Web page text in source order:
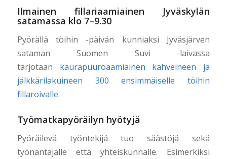
Ilmainen fillariaamiainen Jyväskylän
satamassa klo 7–9.30
Pyörällä töihin -päivän kunniaksi Jyväsjärven
sataman Suomen Suvi -laivassa
tarjotaan kaurapuuroaamiainen kahveineen ja
jälkkärilakuineen 300 ensimmäiselle töihin
fillaroivalle.
Työmatkapyöräilyn hyötyjä
Pyöräilevä työntekijä tuo säästöjä sekä
työnantajalle että yhteiskunnalle. Esimerkiksi